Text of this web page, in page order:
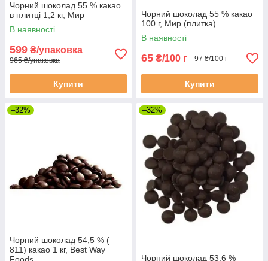
Чорний шоколад 55 % какао
в плитці 1,2 кг, Мир
В наявності
599 ₴/упаковка
965 ₴/упаковка
Купити
Чорний шоколад 55 % какао
100 г, Мир (плитка)
В наявності
65 ₴/100 г 97 ₴/100 г
Купити
–32%
Чорний шоколад 54,5 % (
811) какао 1 кг, Best Way
–32%
Чорний шоколад 53,6 %